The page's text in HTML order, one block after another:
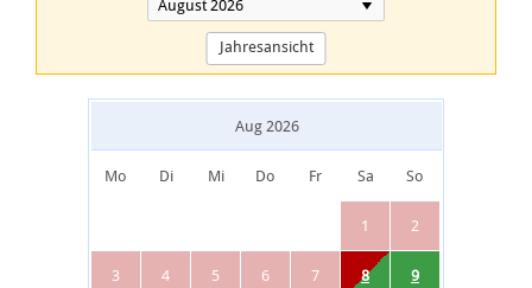
Jahresansicht
Aug 2026
Mo Di Mi Do Fr Sa So
1 2
3 4 5 6 7 8 9